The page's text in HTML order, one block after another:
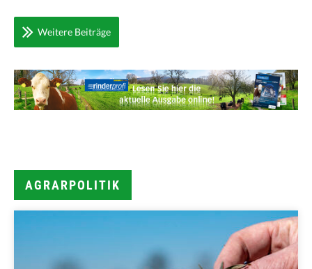
Weitere Beiträge
AGRARPOLITIK